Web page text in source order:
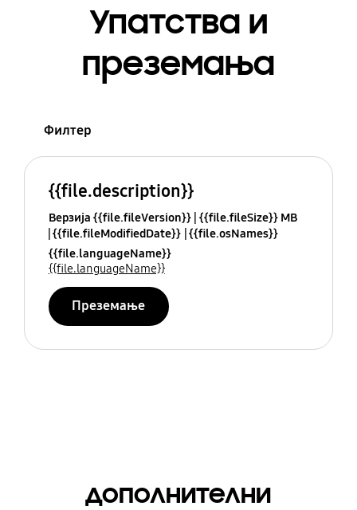
Упатства и
преземања
Филтер
{{file.description}}
Верзија {{file.fileVersion}} {{file.fileSize}} MB
{{file.fileModifiedDate}} {{file.osNames}}
{{file.languageName}}
{{file.languageName}}
Преземање
дополнителни